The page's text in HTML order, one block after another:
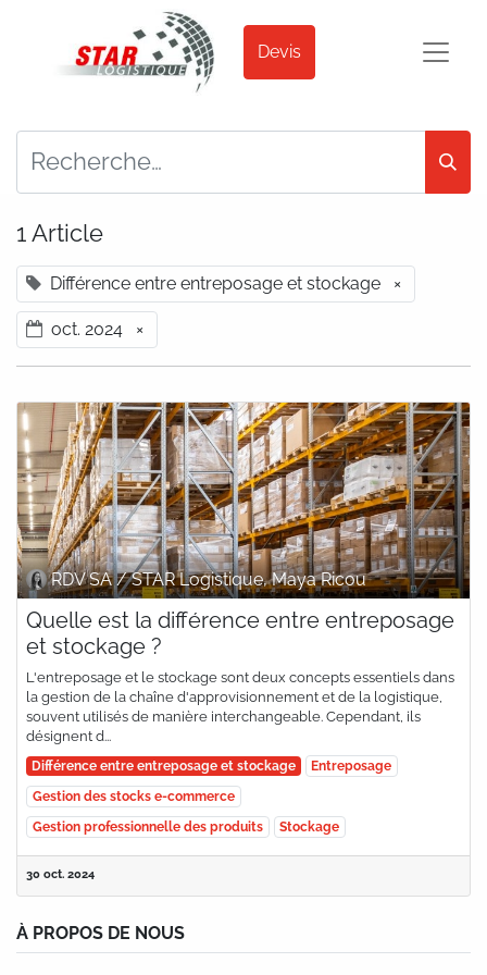
Devis
1 Article
Différence entre entreposage et stockage ×
oct. 2024 ×
RDV SA / STAR Logistique, Maya Ricou
Quelle est la différence entre entreposage
et stockage ?
L'entreposage et le stockage sont deux concepts essentiels dans
la gestion de la chaîne d'approvisionnement et de la logistique,
souvent utilisés de manière interchangeable. Cependant, ils
désignent d...
Différence entre entreposage et stockage
Entreposage
Gestion des stocks e-commerce
Gestion professionnelle des produits
Stockage
30 oct. 2024
À PROPOS DE NOUS